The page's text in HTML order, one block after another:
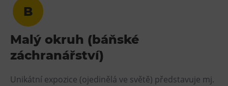
B
Malý okruh (báňské
záchranářství)
Unikátní expozice (ojedinělá ve světě) představuje mj.